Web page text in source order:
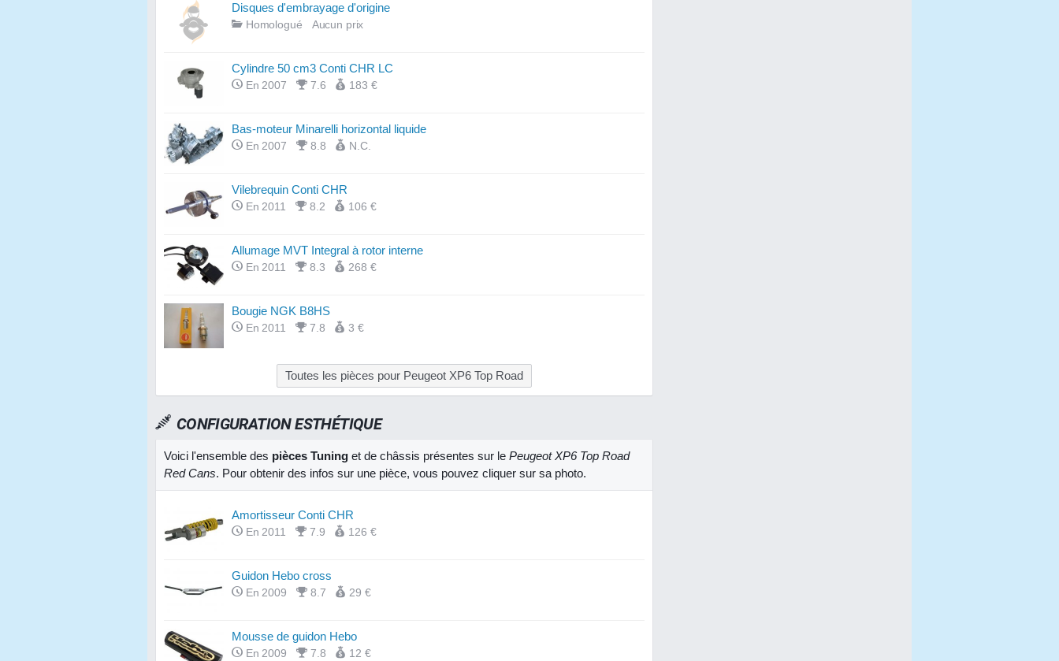
Disques d'embrayage d'origine
Homologué Aucun prix
Cylindre 50 cm3 Conti CHR LC
En 2007 7.6 183 €
Bas-moteur Minarelli horizontal liquide
En 2007 8.8 N.C.
Vilebrequin Conti CHR
En 2011 8.2 106 €
Allumage MVT Integral à rotor interne
En 2011 8.3 268 €
Bougie NGK B8HS
En 2011 7.8 3 €
Toutes les pièces pour Peugeot XP6 Top Road
CONFIGURATION ESTHÉTIQUE
Voici l'ensemble des pièces Tuning et de châssis présentes sur le Peugeot XP6 Top Road
Red Cans. Pour obtenir des infos sur une pièce, vous pouvez cliquer sur sa photo.
Amortisseur Conti CHR
En 2011 7.9 126 €
Guidon Hebo cross
En 2009 8.7 29 €
Mousse de guidon Hebo
En 2009 7.8 12 €